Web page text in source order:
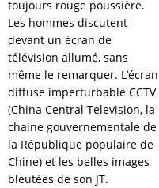
toujours rouge poussière.
Les hommes discutent
devant un écran de
télévision allumé, sans
même le remarquer. L’écran
diffuse imperturbable CCTV
(China Central Television, la
chaine gouvernementale de
la République populaire de
Chine) et les belles images
bleutées de son JT.